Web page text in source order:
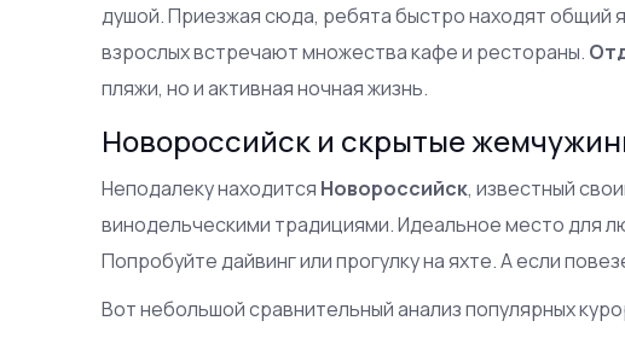
душой. Приезжая сюда, ребята быстро находят общий
взрослых встречают множества кафе и рестораны.
пляжи, но и активная ночная жизнь.
Новороссийск и скрытые
Неподалеку находится Новороссийск, известный
винодельческими традициями. Идеальное место для
Попробуйте дайвинг или прогулку на яхте. А если
Вот небольшой сравнительный анализ популярных